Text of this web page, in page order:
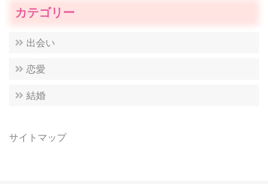
カテゴリー
出会い
恋愛
結婚
サイトマップ